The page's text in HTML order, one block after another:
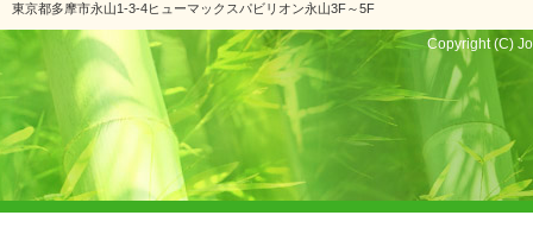
東京都多摩市永山1-3-4ヒューマックスパビリオン永山3F～5F
Copyright (C)